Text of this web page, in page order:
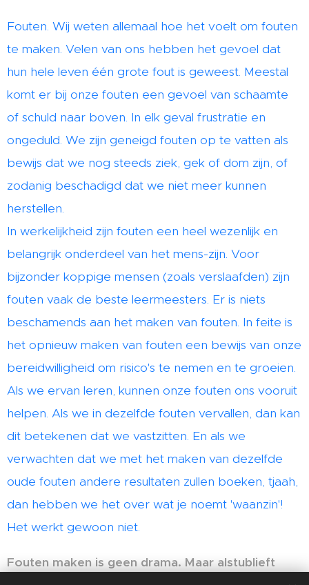
Fouten. Wij weten allemaal hoe het voelt om fouten
te maken. Velen van ons hebben het gevoel dat
hun hele leven één grote fout is geweest. Meestal
komt er bij onze fouten een gevoel van schaamte
of schuld naar boven. In elk geval frustratie en
ongeduld. We zijn geneigd fouten op te vatten als
bewijs dat we nog steeds ziek, gek of dom zijn, of
zodanig beschadigd dat we niet meer kunnen
herstellen.
In werkelijkheid zijn fouten een heel wezenlijk en
belangrijk onderdeel van het mens-zijn. Voor
bijzonder koppige mensen (zoals verslaafden) zijn
fouten vaak de beste leermeesters. Er is niets
beschamends aan het maken van fouten. In feite is
het opnieuw maken van fouten een bewijs van onze
bereidwilligheid om risico's te nemen en te groeien.
Als we ervan leren, kunnen onze fouten ons vooruit
helpen. Als we in dezelfde fouten vervallen, dan kan
dit betekenen dat we vastzitten. En als we
verwachten dat we met het maken van dezelfde
oude fouten andere resultaten zullen boeken, tjaah,
dan hebben we het over wat je noemt 'waanzin'!
Het werkt gewoon niet.
Fouten maken is geen drama. Maar alstublieft